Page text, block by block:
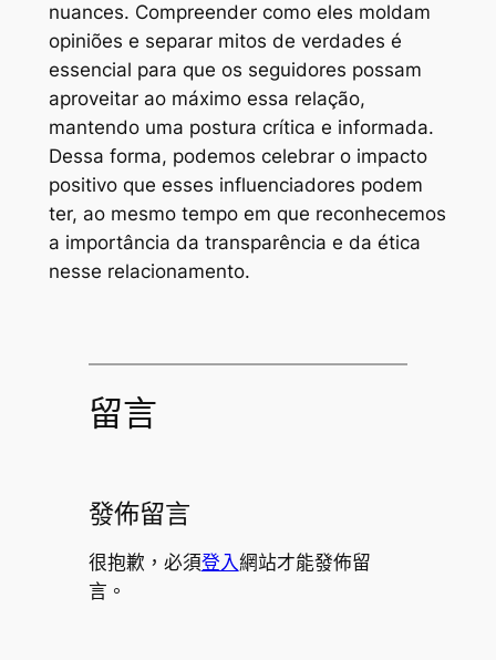
nuances. Compreender como eles moldam
opiniões e separar mitos de verdades é
essencial para que os seguidores possam
aproveitar ao máximo essa relação,
mantendo uma postura crítica e informada.
Dessa forma, podemos celebrar o impacto
positivo que esses influenciadores podem
ter, ao mesmo tempo em que reconhecemos
a importância da transparência e da ética
nesse relacionamento.
留言
發佈留言
很抱歉，必須登入網站才能發佈留
言。